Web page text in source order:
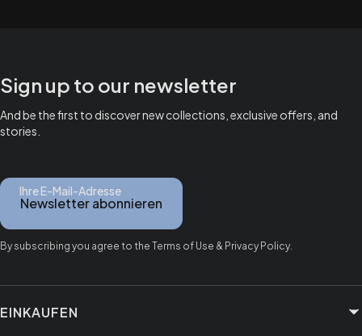
Sign up to our newsletter
And be the first to discover new collections, exclusive offers, and
stories.
Ihre E-Mail-Adresse
Newsletter abonnieren
By subscribing you agree to the Terms of Use & Privacy Policy.
Fußzeilenmenü
EINKAUFEN